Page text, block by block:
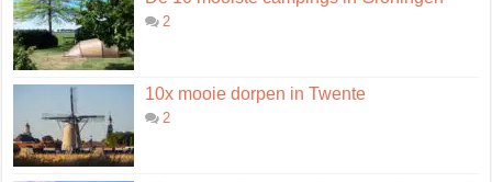
2
10x mooie dorpen in Twente
2